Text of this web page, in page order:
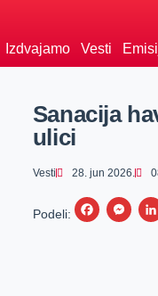
Izdvajamo Vesti
Sanacija
ulici
Vesti 28. jun 2026.
Podeli:
F
M